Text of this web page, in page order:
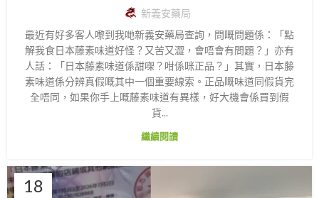
新義安藥局
最近有好多客人嚟到我哋新義安藥局查詢，問嘅問題係：「點
解我食日本藤素味道好怪？又苦又澀，會唔會有問題？」亦有
人話：「日本藤素味道係甜㗎？咁係咪正品？」其實，日本藤
素味道係分辨真假嘅其中一個重要線索。正品嘅味道同假貨完
全唔同，如果你手上嘅藤素味道有異樣，好大機會係買到假
貨...
繼續閱讀
18